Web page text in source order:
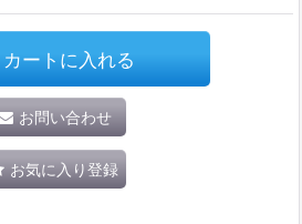
カートに入れる
お問い合わせ
お気に入り登録